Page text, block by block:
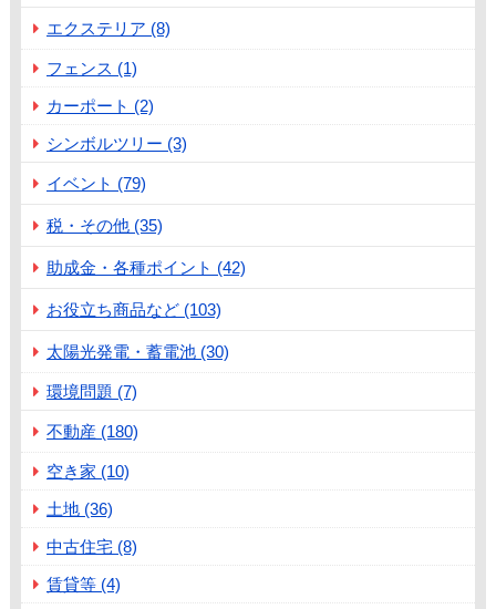
エクステリア (8)
フェンス (1)
カーポート (2)
シンボルツリー (3)
イベント (79)
税・その他 (35)
助成金・各種ポイント (42)
お役立ち商品など (103)
太陽光発電・蓄電池 (30)
環境問題 (7)
不動産 (180)
空き家 (10)
土地 (36)
中古住宅 (8)
賃貸等 (4)